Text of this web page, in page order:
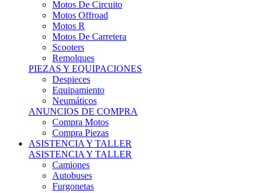
Motos R
Motos De Carretera
Scooters
Remolques
PIEZAS Y EQUIPACIONES
Despieces
Equipamiento
Neumáticos
ANUNCIOS DE COMPRA
Compra Motos
Compra Piezas
ASISTENCIA Y TALLER
ASISTENCIA Y TALLER
Camiones
Autobuses
Furgonetas
Venta De Remolques